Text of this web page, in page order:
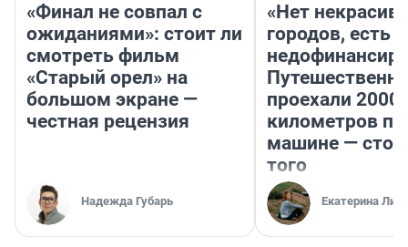
«Финал не совпал с
ожиданиями»: стоит ли
смотреть фильм
«Старый орел» на
большом экране —
честная рецензия
Надежда Губарь
«Нет
городов, есть
проехали 2000
километров по
машине —
того
Екатерина